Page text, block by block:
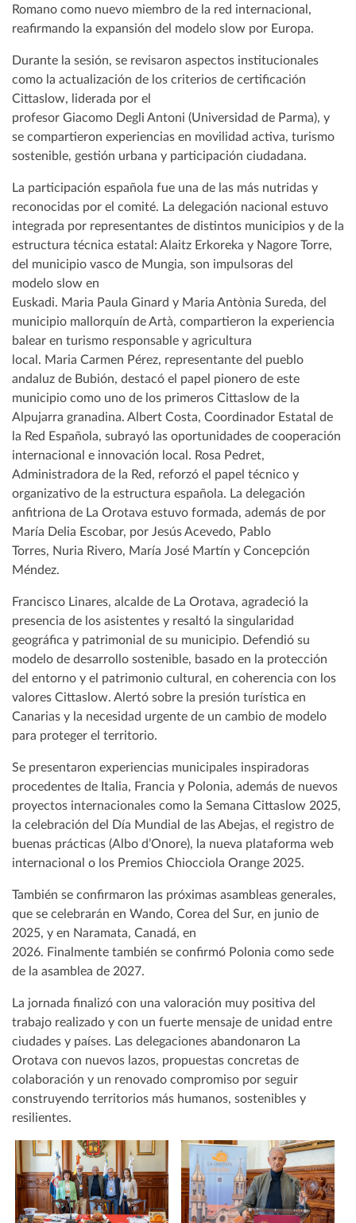
Romano como nuevo miembro de la red internacional,
reafirmando la expansión del modelo slow por Europa.
Durante la sesión, se revisaron aspectos institucionales
como la actualización de los criterios de certificación
Cittaslow, liderada por el
profesor Giacomo Degli Antoni (Universidad de Parma), y
se compartieron experiencias en movilidad activa, turismo
sostenible, gestión urbana y participación ciudadana.
La participación española fue una de las más nutridas y
reconocidas por el comité. La delegación nacional estuvo
integrada por representantes de distintos municipios y de la
estructura técnica estatal: Alaitz Erkoreka y Nagore Torre,
del municipio vasco de Mungia, son impulsoras del
modelo slow en
Euskadi. Maria Paula Ginard y Maria Antònia Sureda, del
municipio mallorquín de Artà, compartieron la experiencia
balear en turismo responsable y agricultura
local. Maria Carmen Pérez, representante del pueblo
andaluz de Bubión, destacó el papel pionero de este
municipio como uno de los primeros Cittaslow de la
Alpujarra granadina. Albert Costa, Coordinador Estatal de
la Red Española, subrayó las oportunidades de cooperación
internacional e innovación local. Rosa Pedret,
Administradora de la Red, reforzó el papel técnico y
organizativo de la estructura española. La delegación
anfitriona de La Orotava estuvo formada, además de por
María Delia Escobar, por Jesús Acevedo, Pablo
Torres, Nuria Rivero, María José Martín y Concepción
Méndez.
Francisco Linares, alcalde de La Orotava, agradeció la
presencia de los asistentes y resaltó la singularidad
geográfica y patrimonial de su municipio. Defendió su
modelo de desarrollo sostenible, basado en la protección
del entorno y el patrimonio cultural, en coherencia con los
valores Cittaslow. Alertó sobre la presión turística en
Canarias y la necesidad urgente de un cambio de modelo
para proteger el territorio.
Se presentaron experiencias municipales inspiradoras
procedentes de Italia, Francia y Polonia, además de nuevos
proyectos internacionales como la Semana Cittaslow 2025,
la celebración del Día Mundial de las Abejas, el registro de
buenas prácticas (Albo d’Onore), la nueva plataforma web
internacional o los Premios Chiocciola Orange 2025.
También se confirmaron las próximas asambleas generales,
que se celebrarán en Wando, Corea del Sur, en junio de
2025, y en Naramata, Canadá, en
2026. Finalmente también se confirmó Polonia como sede
de la asamblea de 2027.
La jornada finalizó con una valoración muy positiva del
trabajo realizado y con un fuerte mensaje de unidad entre
ciudades y países. Las delegaciones abandonaron La
Orotava con nuevos lazos, propuestas concretas de
colaboración y un renovado compromiso por seguir
construyendo territorios más humanos, sostenibles y
resilientes.